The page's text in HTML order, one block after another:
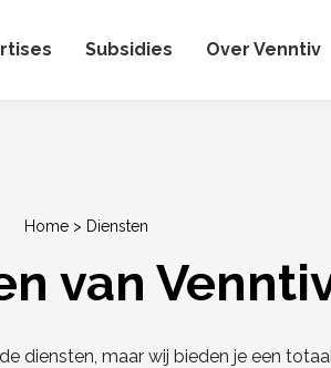
Subsidies Over Venntiv
Home > Diensten
van
diensten, maar wij bieden je een